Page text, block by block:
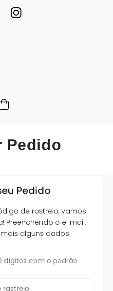
Pedido
Pedido
de rastreio, vamos
Preenchendo o e-mail,
alguns dados.
dígitos com o padrão